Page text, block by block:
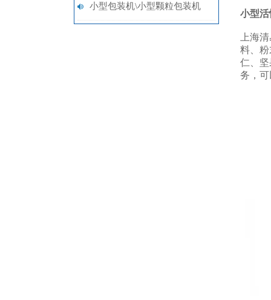
包装机/小型粉末包装机设备
小型包装机\小型颗粒包装机
小型
上海
料、
仁、
务，